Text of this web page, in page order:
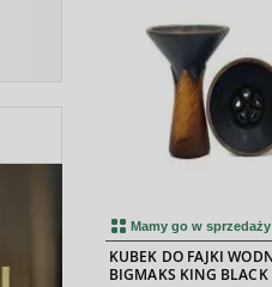
Mamy go w sprzedaży
KUBEK DO FAJKI
BIGMAKS KING BLACK